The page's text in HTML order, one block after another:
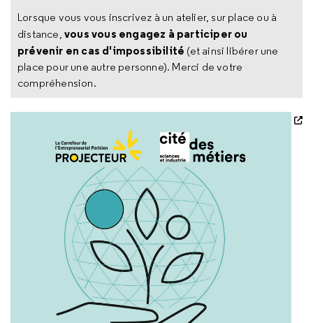
Lorsque vous vous inscrivez à un atelier, sur place ou à
distance, vous vous engagez à participer ou
prévenir en cas d'impossibilité (et ainsi libérer une
place pour une autre personne). Merci de votre
compréhension.